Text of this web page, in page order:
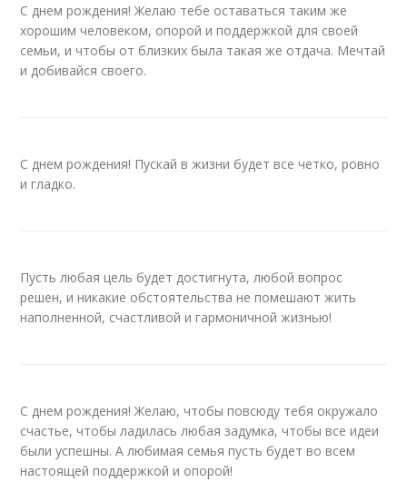
С днем рождения! Желаю тебе оставаться таким же
хорошим человеком, опорой и поддержкой для своей
семьи, и чтобы от близких была такая же отдача. Мечтай
и добивайся своего.
С днем рождения! Пускай в жизни будет все четко, ровно
и гладко.
Пусть любая цель будет достигнута, любой вопрос
решен, и никакие обстоятельства не помешают жить
наполненной, счастливой и гармоничной жизнью!
С днем рождения! Желаю, чтобы повсюду тебя окружало
счастье, чтобы ладилась любая задумка, чтобы все идеи
были успешны. А любимая семья пусть будет во всем
настоящей поддержкой и опорой!